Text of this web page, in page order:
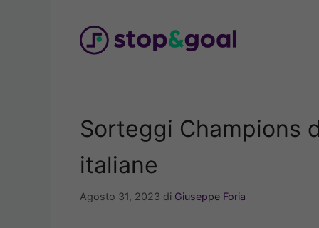
Sorteggi Champions
italiane
Agosto 31, 2023 di Giuseppe Foria